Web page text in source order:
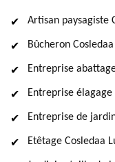
Artisan paysagiste
Bûcheron
Entreprise
Entreprise élagage
Entreprise de
Etêtage Cosledaa